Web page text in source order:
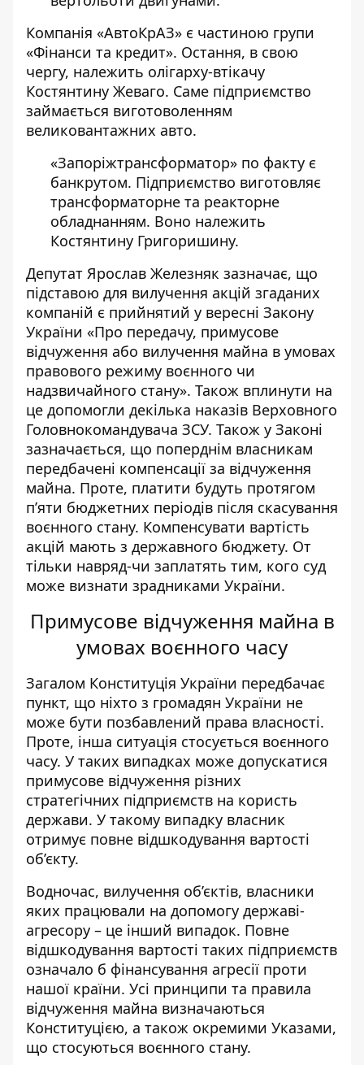
Компанія «АвтоКрАЗ» є частиною групи
«Фінанси та кредит». Остання, в свою
чергу, належить олігарху-втікачу
Костянтину Жеваго. Саме підприємство
займається виготоволенням
великовантажних авто.
«Запоріжтрансформатор» по факту є
банкрутом. Підприємство виготовляє
трансформаторне та реакторне
обладнанням. Воно належить
Костянтину Григоришину.
Депутат Ярослав Железняк зазначає, що
підставою для вилучення акцій згаданих
компаній є прийнятий у вересні Закону
України «Про передачу, примусове
відчуження або вилучення майна в умовах
правового режиму воєнного чи
надзвичайного стану». Також вплинути на
це допомогли декілька наказів Верховного
Головнокомандувача ЗСУ. Також у Законі
зазначається, що поперднім власникам
передбачені компенсації за відчуження
майна. Проте, платити будуть протягом
п’яти бюджетних періодів після скасування
воєнного стану. Компенсувати вартість
акцій мають з державного бюджету. От
тільки навряд-чи заплатять тим, кого суд
може визнати зрадниками України.
Примусове відчуження майна в
умовах воєнного часу
Загалом Конституція України передбачає
пункт, що ніхто з громадян України не
може бути позбавлений права власності.
Проте, інша ситуація стосується воєнного
часу. У таких випадках може допускатися
примусове відчуження різних
стратегічних підприємств на користь
держави. У такому випадку власник
отримує повне відшкодування вартості
об’єкту.
Водночас, вилучення об’єктів, власники
яких працювали на допомогу державі-
агресору – це інший випадок. Повне
відшкодування вартості таких підприємств
означало б фінансування агресії проти
нашої країни. Усі принципи та правила
відчуження майна визначаються
Конституцією, а також окремими Указами,
що стосуються воєнного стану.